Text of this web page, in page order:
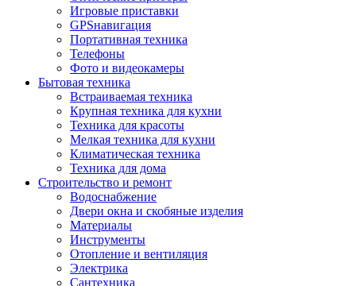
Игровые приставки
GPSнавигация
Портативная техника
Телефоны
Фото и видеокамеры
Бытовая техника
Встраиваемая техника
Крупная техника для кухни
Техника для красоты
Мелкая техника для кухни
Климатическая техника
Техника для дома
Строительство и ремонт
Водоснабжение
Двери окна и скобяные изделия
Материалы
Инструменты
Отопление и вентиляция
Электрика
Сантехника